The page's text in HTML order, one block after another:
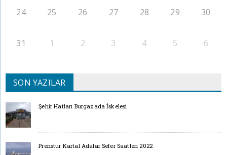
24 25 26 27 28 29 30
31 1 2 3 4 5 6
SON YAZILAR
Şehir Hatları Burgazada İskelesi
Prenstur Kartal Adalar Sefer Saatleri 2022